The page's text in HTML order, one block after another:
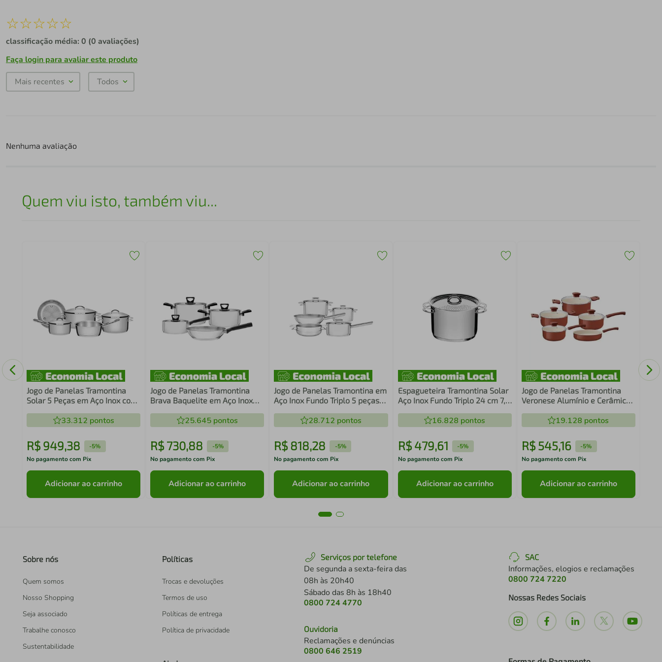
☆☆☆☆☆
classificação média: 0 (0 avaliações)
Faça login para avaliar este produto
Mais recentes Todos
Nenhuma avaliação
Quem viu isto, também viu...
Jogo de Panelas Tramontina
Solar 5 Peças em Aço Inox com
33.312 pontos
R$ 949,38 -5%
No pagamento com Pix
Adicionar ao carrinho
Jogo de Panelas Tramontina
Brava Baquelite em Aço Inox
Alças de Baquelite Preto 4
Peças
25.645pontos
R$ 730,88 -5%
No pagamento com Pix
Adicionar ao carrinho
Jogo de Panelas Tramontina em
Aço Inox Fundo Triplo 5 peças
28.712 pontos
R$818,28 -5%
No pagamento com Pix
Adicionar ao carrinho
Espagueteira Tramontina Solar
Aço Inox Fundo Triplo 24 cm 7,7
16.828 pontos
R$ 479,61 -5%
No pagamento com Pix
Adicionar ao carrinho
Jogo de Panelas Tramontina
Veronese Alumínio e Cerâmica
19.128 pontos
R$ 545,16 -5%
No pagamento com Pix
Adicionar ao carrinho
Sobre nós
Quem somos
Nosso Shopping
Seja associado
Trabalhe conosco
Sustentabilidade
Políticas
Trocas e devoluções
Termos de uso
Políticas de entrega
Política de privacidade
Serviços por telefone
De segunda a sexta-feira das
08h às 20h40
Sábado das 8h às 18h40
0800 724 4770
Ouvidoria
Reclamações e denúncias
0800 646 2519
SAC
Informações, elogios e reclamações
0800 724 7220
Nossas Redes Sociais